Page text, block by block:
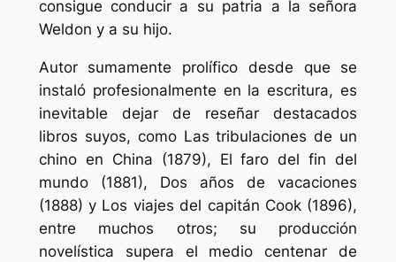
consigue conducir a su patria a la señora
Weldon y a su hijo.
Autor sumamente prolífico desde que se
instaló profesionalmente en la escritura, es
inevitable dejar de reseñar destacados
libros suyos, como Las tribulaciones de un
chino en China (1879), El faro del fin del
mundo (1881), Dos años de vacaciones
(1888) y Los viajes del capitán Cook (1896),
entre muchos otros; su producción
novelística supera el medio centenar de